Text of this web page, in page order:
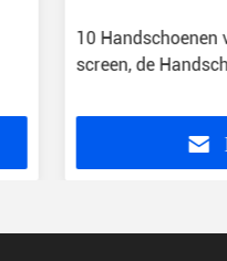
10 Handschoenen
screen, de